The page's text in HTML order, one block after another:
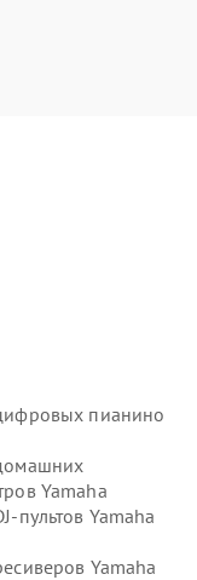
пианино
Yamaha
пультов Yamaha
Yamaha